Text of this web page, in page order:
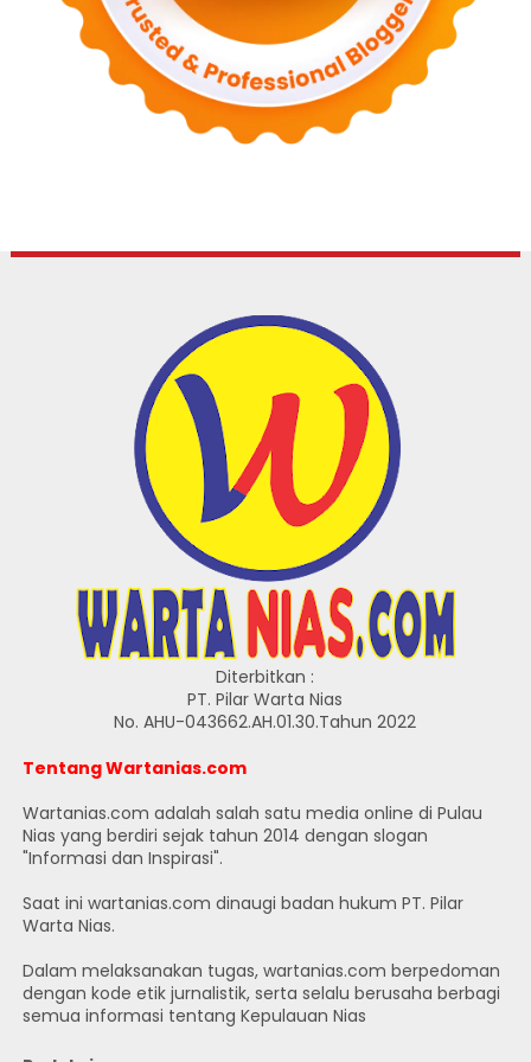
Diterbitkan :
PT. Pilar Warta Nias
No. AHU-043662.AH.01.30.Tahun 2022
Tentang Wartanias.com
Wartanias.com adalah salah satu media online di Pulau
Nias yang berdiri sejak tahun 2014 dengan slogan
"Informasi dan Inspirasi".
Saat ini wartanias.com dinaugi badan hukum PT. Pilar
Warta Nias.
Dalam melaksanakan tugas, wartanias.com berpedoman
dengan kode etik jurnalistik, serta selalu berusaha berbagi
semua informasi tentang Kepulauan Nias